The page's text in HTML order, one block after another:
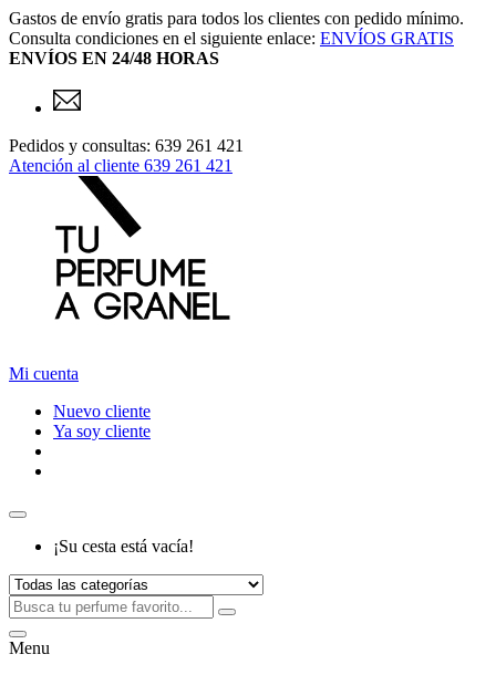
Gastos de envío gratis para todos los clientes con pedido mínimo.
Consulta condiciones en el siguiente enlace: ENVÍOS GRATIS
ENVÍOS EN 24/48 HORAS
Pedidos y consultas: 639 261 421
Atención al cliente 639 261 421
Mi cuenta
Nuevo cliente
Ya soy cliente
¡Su cesta está vacía!
Menu